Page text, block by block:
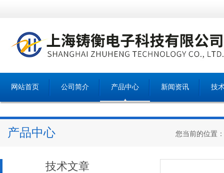
网站首页 公司简介 产品中心 新闻资讯 技
产品中心 您当前的位置：
技术文章